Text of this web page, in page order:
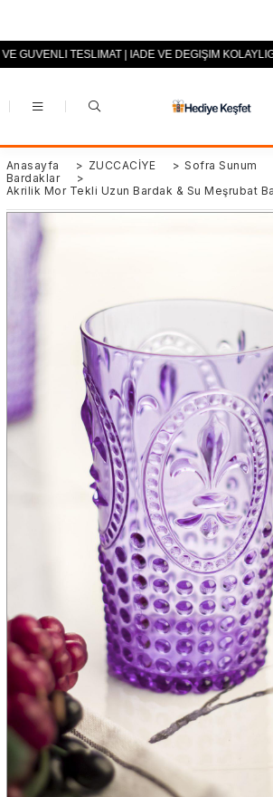
+90 (0553) 694 94 70
GÜVENLİ TESLİMAT | İADE VE DEĞİŞİM
Anasayfa > ZÜCCACİYE > Sofra Sunum
Bardaklar
>
Akrilik Mor Tekli Uzun Bardak & Su Meşrubat